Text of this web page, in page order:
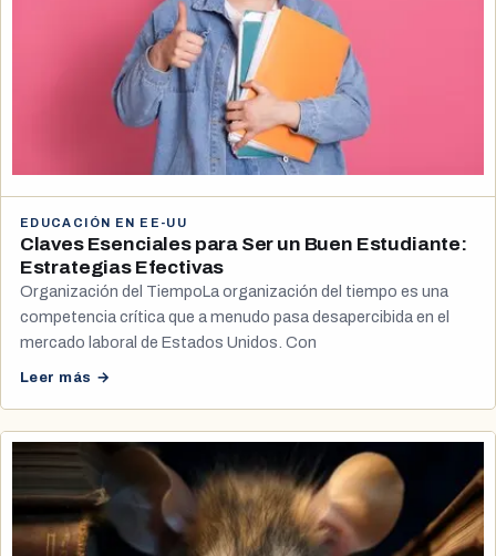
EDUCACIÓN EN EE-UU
Claves Esenciales para Ser un Buen Estudiante:
Estrategias Efectivas
Organización del TiempoLa organización del tiempo es una
competencia crítica que a menudo pasa desapercibida en el
mercado laboral de Estados Unidos. Con
Leer más →